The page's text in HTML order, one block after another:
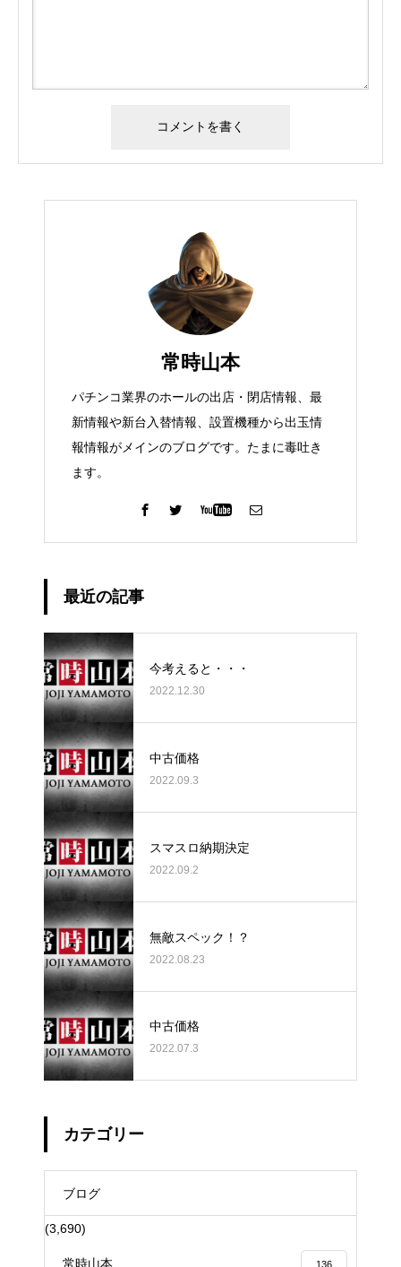
常時山本
パチンコ業界のホールの出店・閉店情報、最
新情報や新台入替情報、設置機種から出玉情
報情報がメインのブログです。たまに毒吐き
ます。
最近の記事
今考えると・・・
2022.12.30
中古価格
2022.09.3
スマスロ納期決定
2022.09.2
無敵スペック！？
2022.08.23
中古価格
2022.07.3
カテゴリー
ブログ
(3,690)
常時山本 136